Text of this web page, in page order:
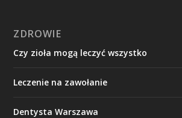
ZDROWIE
Czy zioła mogą leczyć wszystko
Leczenie na zawołanie
Dentysta Warszawa